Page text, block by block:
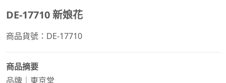
DE-17710 新娘花
商品貨號：DE-17710
商品摘要
品牌｜東京堂